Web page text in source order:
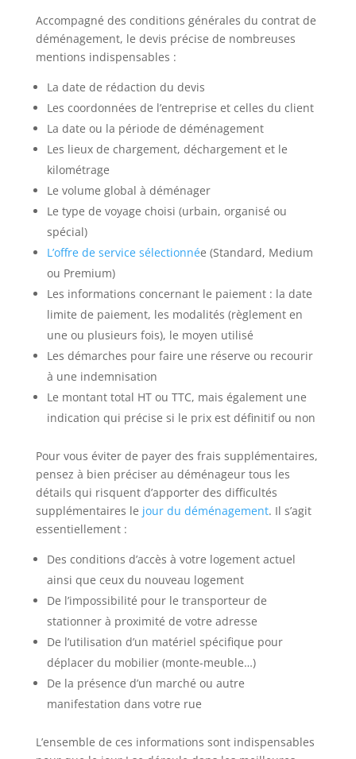
Accompagné des conditions générales du contrat de
déménagement, le devis précise de nombreuses
mentions indispensables :
La date de rédaction du devis
Les coordonnées de l’entreprise et celles du client
La date ou la période de déménagement
Les lieux de chargement, déchargement et le
kilométrage
Le volume global à déménager
Le type de voyage choisi (urbain, organisé ou
spécial)
L’offre de service sélectionnée (Standard, Medium
ou Premium)
Les informations concernant le paiement : la date
limite de paiement, les modalités (règlement en
une ou plusieurs fois), le moyen utilisé
Les démarches pour faire une réserve ou recourir
à une indemnisation
Le montant total HT ou TTC, mais également une
indication qui précise si le prix est définitif ou non
Pour vous éviter de payer des frais supplémentaires,
pensez à bien préciser au déménageur tous les
détails qui risquent d’apporter des difficultés
supplémentaires le jour du déménagement. Il s’agit
essentiellement :
Des conditions d’accès à votre logement actuel
ainsi que ceux du nouveau logement
De l’impossibilité pour le transporteur de
stationner à proximité de votre adresse
De l’utilisation d’un matériel spécifique pour
déplacer du mobilier (monte-meuble…)
De la présence d’un marché ou autre
manifestation dans votre rue
L’ensemble de ces informations sont indispensables